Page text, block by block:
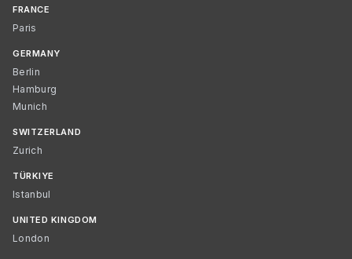
FRANCE
Paris
GERMANY
Berlin
Hamburg
Munich
SWITZERLAND
Zurich
TÜRKIYE
Istanbul
UNITED KINGDOM
London